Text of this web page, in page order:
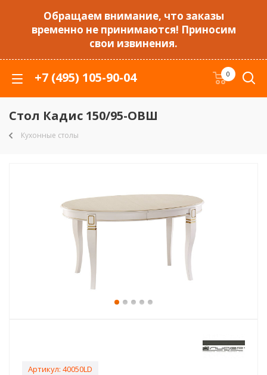
Обращаем внимание, что заказы
временно не принимаются! Приносим
свои извинения.
+7 (495) 105-90-04 0
Стол Кадис 150/95-ОВШ
Кухонные столы
Артикул: 40050LD